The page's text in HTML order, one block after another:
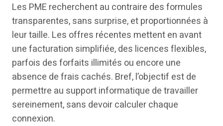
Les PME recherchent au contraire des formules
transparentes, sans surprise, et proportionnées à
leur taille. Les offres récentes mettent en avant
une facturation simplifiée, des licences flexibles,
parfois des forfaits illimités ou encore une
absence de frais cachés. Bref, l’objectif est de
permettre au support informatique de travailler
sereinement, sans devoir calculer chaque
connexion.